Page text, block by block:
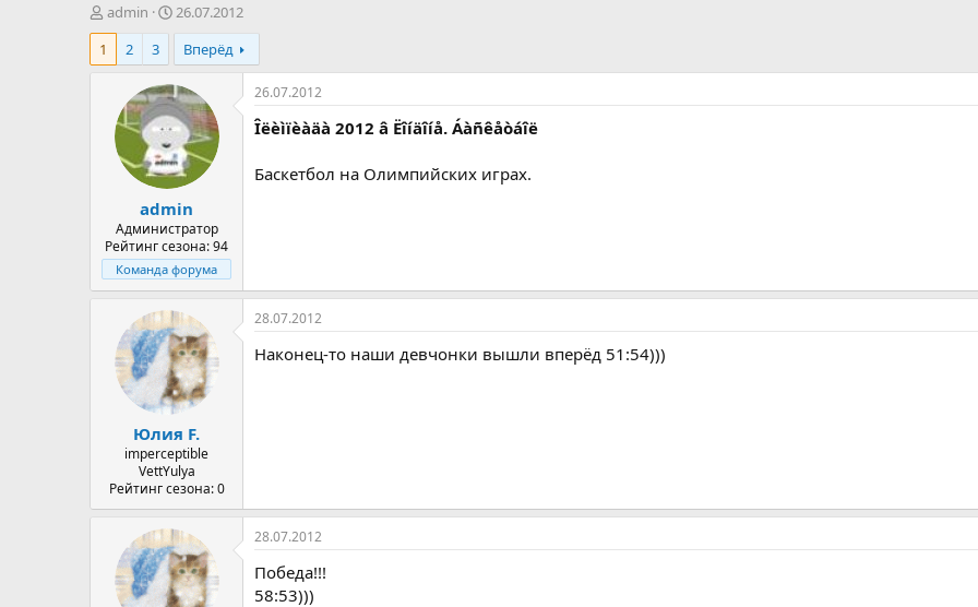
А
в
о
м
admin
Д
а
а
н
а
ч
а
л
а
26.07.2012
1
2 3 Вперёд
admin
Администратор
Рейтинг сезона: 94
Команда форума
26.07.2012
Îëèìïèàäà 2012 â Ëîíäîíå. Áàñêåòáîë
Баскетбол на Олимпийских играх.
Юлия F.
imperceptible
VettYulya
Рейтинг сезона: 0
28.07.2012
Наконец-то наши девчонки вышли вперёд 51:54)))
28.07.2012
Победа!!!
58:53)))